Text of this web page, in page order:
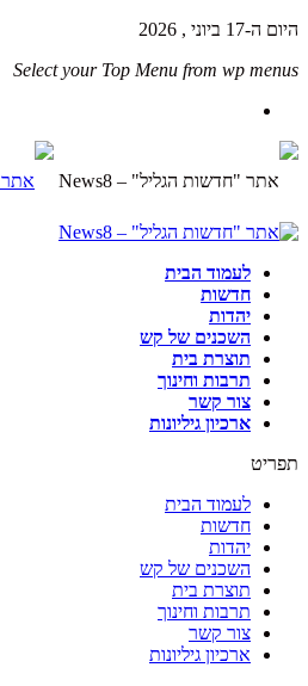
היום ה-17 ביוני , 2026
Select your Top Menu from wp menus
לעמוד הבית
חדשות
יהדות
השכנים של קש
תוצרת בית
תרבות וחינוך
צור קשר
ארכיון גיליונות
תפריט
לעמוד הבית
חדשות
יהדות
השכנים של קש
תוצרת בית
תרבות וחינוך
צור קשר
ארכיון גיליונות